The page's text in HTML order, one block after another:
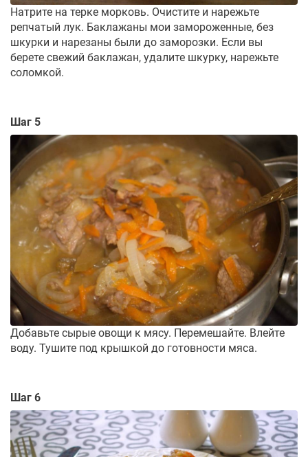
Натрите на терке морковь. Очистите и нарежьте
репчатый лук. Баклажаны мои замороженные, без
шкурки и нарезаны были до заморозки. Если вы
берете свежий баклажан, удалите шкурку, нарежьте
соломкой.
Шаг 5
Добавьте сырые овощи к мясу. Перемешайте. Влейте
воду. Тушите под крышкой до готовности мяса.
Шаг 6